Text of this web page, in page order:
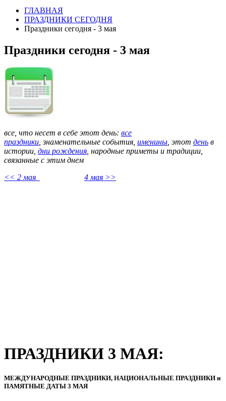
ГЛАВНАЯ
ПРАЗДНИКИ СЕГОДНЯ
Праздники сегодня - 3 мая
Праздники сегодня - 3 мая
все, что несет в себе этот день: все
праздники ,знаменательные события, именины , этот день в
истории, дни рождения , народные приметы и традиции,
связанные с этим днем
<< 2 мая
4 мая >>
ПРАЗДНИКИ 3 МАЯ:
МЕЖДУНАРОДНЫЕ ПРАЗДНИКИ, НАЦИОНАЛЬНЫЕ ПРАЗДНИКИ и
ПАМЯТНЫЕ ДАТЫ 3 МАЯ